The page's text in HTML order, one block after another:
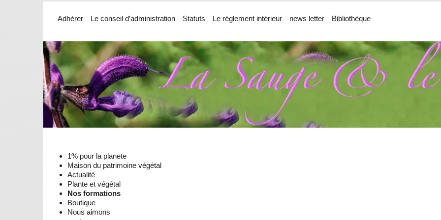
Adhérer Le conseil d’administration Statuts Le réglement intérieur news letter Bibliothèque
1% pour la planete
Maison du patrimoine végétal
Actualité
Plante et végétal
Nos formations
Boutique
Nous aimons